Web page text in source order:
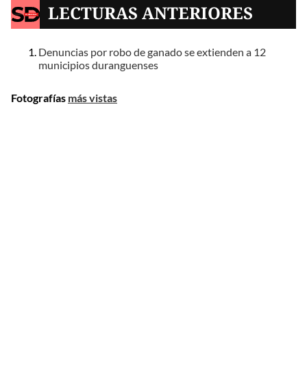
LECTURAS ANTERIORES
Denuncias por robo de ganado se extienden a 12
municipios duranguenses
Fotografías más vistas